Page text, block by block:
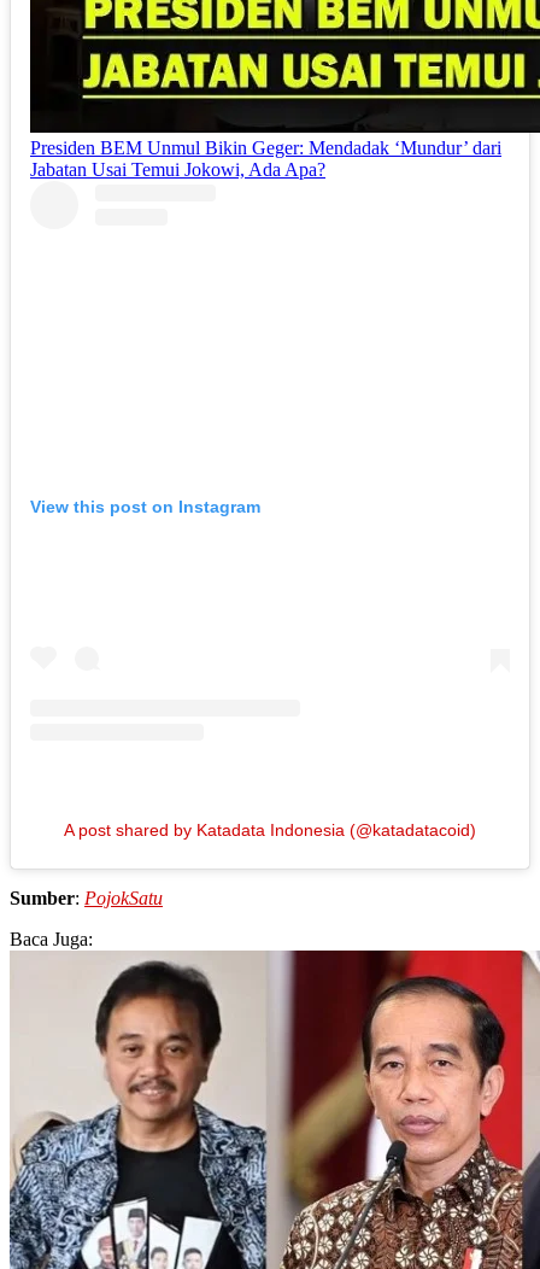
Presiden BEM Unmul Bikin Geger: Mendadak ‘Mundur’ dari
Jabatan Usai Temui Jokowi, Ada Apa?
View this post on Instagram
A post shared by Katadata Indonesia (@katadatacoid)
Sumber: PojokSatu
Baca Juga: